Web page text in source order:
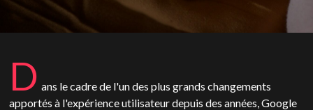
D ans le cadre de l'un des plus grands changements
apportés à l'expérience utilisateur depuis des années, Google